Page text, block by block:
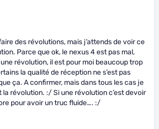
des révolutions, mais j’attends de voir ce
Parce que ok, le nexus 4 est pas mal,
une révolution, il est pour moi beaucoup trop
la qualité de réception ne s’est pas
ça. A confirmer, mais dans tous les cas je
la révolution. :/ Si une révolution c’est devoir
pour avoir un truc fluide…. :/